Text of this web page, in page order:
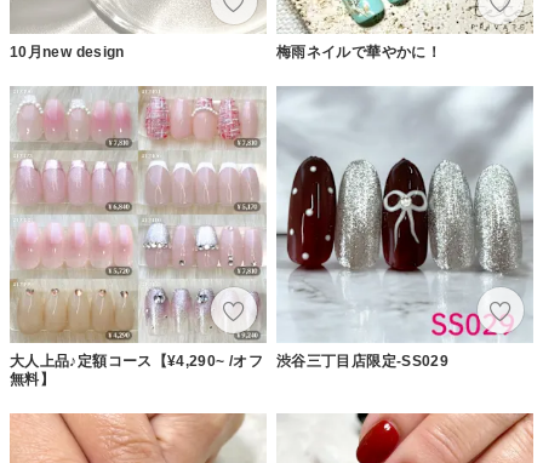
10月new design 梅雨ネイルで華やかに！
大人上品♪定額コース【¥4,290~ /オフ
無料】
渋谷三丁目店限定-SS029